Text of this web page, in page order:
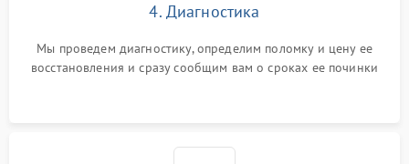
4. Диагностика
Мы проведем диагностику, определим поломку и цену ее
восстановления и сразу сообщим вам о сроках ее починки